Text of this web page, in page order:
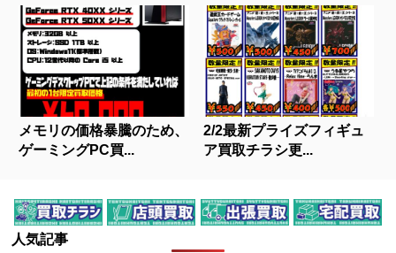
メモリの価格暴騰のため、
ゲーミングPC買...
2/2最新プライズフィギュ
ア買取チラシ更...
人気記事